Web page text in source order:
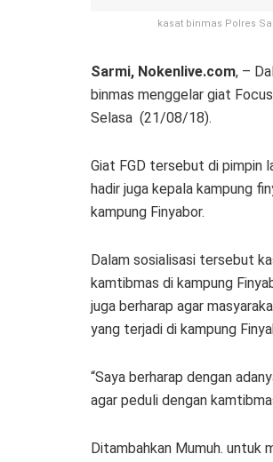
kasat binmas Polres
Sarmi, Nokenlive.com, –
binmas menggelar giat
Selasa (21/08/18).
Giat FGD tersebut di pimpin
hadir juga kepala kampung
kampung Finyabor.
Dalam sosialisasi tersebut
kamtibmas di kampung
juga berharap agar
yang terjadi di kampung
“Saya berharap dengan
agar peduli dengan
Ditambahkan Mumuh. untuk